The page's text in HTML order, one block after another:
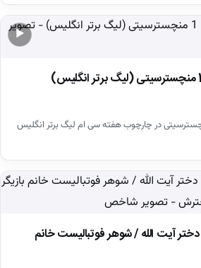
▶
در چارچوب هفته سی ام لیگ برتر انگلیس
آیت الله / شوهر فوتبالیست خانم